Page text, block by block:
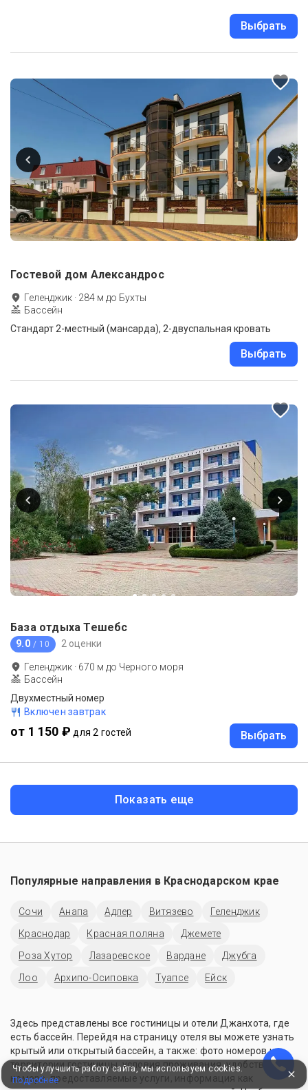
Выбрать
Гостевой дом Александрос
Геленджик · 284 м до Бухты
Бассейн
Стандарт 2-местный (мансарда), 2-двуспальная кровать
Выбрать
База отдыха Тешебс
9.0 / 10 2 оценки
Геленджик · 670 м до Черного моря
Бассейн
Двухместный номер
Включен завтрак
от 1 150 ₽ для 2 гостей Выбрать
Показать еще
Популярные направления в Краснодарском крае
Сочи Анапа Адлер Витязево
Геленджик
Краснодар
Красная поляна
Джемете
Роза Хутор
Лазаревское Вардане
Джубга
Лоо
Архипо-Осиповка Туапсе Ейск
Здесь представлены все гостиницы и отели Джанхота, где
есть бассейн. Перейдя на страницу отеля вы можете узнать
крытый или открытый бассейн, а также: фото номеров и
территории гостиницы, условия проживания, удобства в
номере, предоставляемые услуги, информация как
Чтобы улучшить работу сайта, мы используем cookies.
Подробнее